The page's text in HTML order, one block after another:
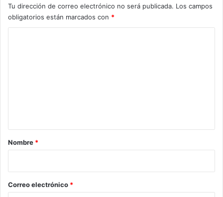
Tu dirección de correo electrónico no será publicada. Los campos
obligatorios están marcados con *
r
*
Nombre *
Correo electrónico *